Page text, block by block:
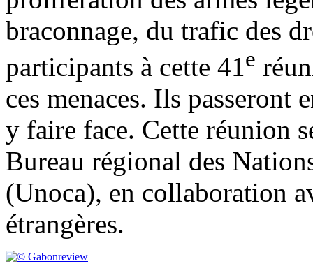
braconnage, du trafic des
participants à cette 41e
ces menaces. Ils passeront
y faire face. Cette réunion
Bureau régional des
(Unoca), en collaboration
étrangères.